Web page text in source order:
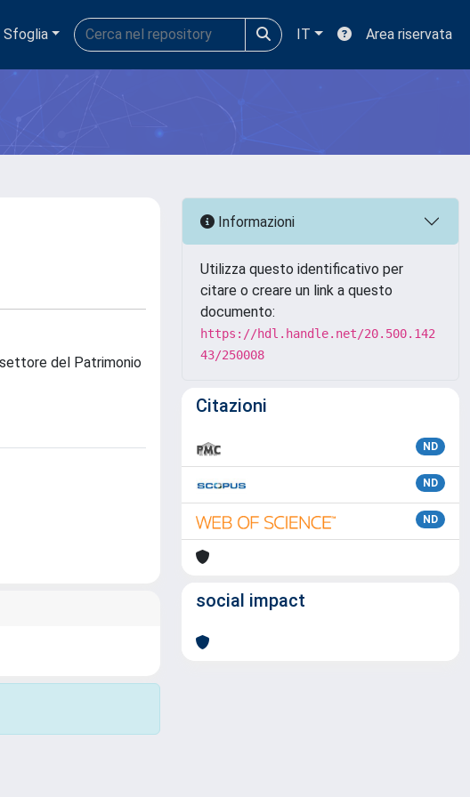
Sfoglia IT Area riservata
del Patrimonio
Informazioni
Utilizza questo identificativo per
citare o creare un link a questo
documento:
https://hdl.handle.net/20.500.142
43/250008
Citazioni
ND
ND
ND
social impact